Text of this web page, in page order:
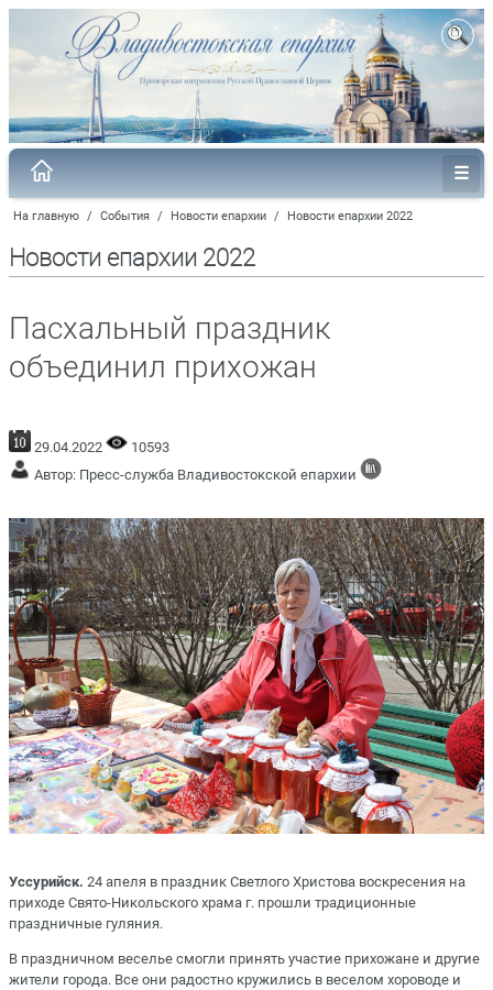
На главную / События / Новости епархии / Новости епархии 2022
Новости епархии 2022
Пасхальный праздник
объединил прихожан
29.04.2022
10593
Автор: Пресс-служба Владивостокской епархии
Уссурийск. 24 апеля в праздник Светлого Христова воскресения на
приходе Свято-Никольского храма г. прошли традиционные
праздничные гуляния.
В праздничном веселье смогли принять участие прихожане и другие
жители города. Все они радостно кружились в веселом хороводе и